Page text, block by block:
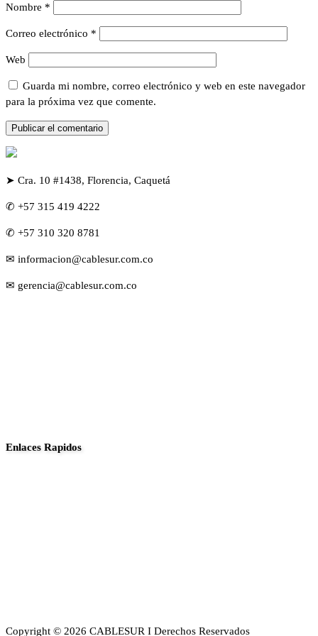
Nombre *
Correo electrónico *
Web
Guarda mi nombre, correo electrónico y web en este navegador
para la próxima vez que comente.
➤ Cra. 10 #1438, Florencia, Caquetá
✆ +57 315 419 4222
✆ +57 310 320 8781
✉ informacion@cablesur.com.co
✉ gerencia@cablesur.com.co
Enlaces Rapidos
Copyright © 2026 CABLESUR I Derechos Reservados